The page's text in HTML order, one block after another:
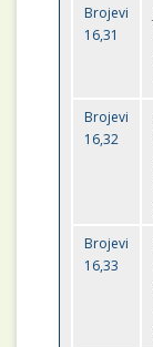
Brojevi
16,31
Brojevi
16,32
Brojevi
16,33